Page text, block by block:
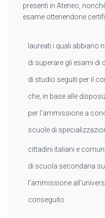
presenti in Ateneo,
esame ottenendone
laureati i quali abbiano
di superare gli esami di
di studio seguiti per il
che, in base alle
per l'ammissione a
scuole di
cittadini italiani e
di scuola secondaria
l'ammissione
conseguito.